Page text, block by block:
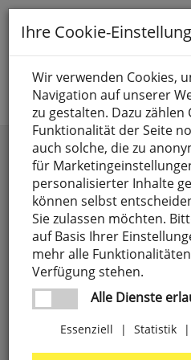
Toggle
Suche nach
Jetzt
Dübel & Zubehör
Ihre Cookie-
Wir verwenden Cookies,
Navigation auf unserer
zu gestalten. Dazu zählen
Funktionalität der Seite
auch solche, die zu
für
personalisierter Inhalte
können selbst
Sie zulassen möchten.
auf Basis Ihrer
mehr alle
Verfügung stehen.
Alle Dienste
Essenziell | Statistik |